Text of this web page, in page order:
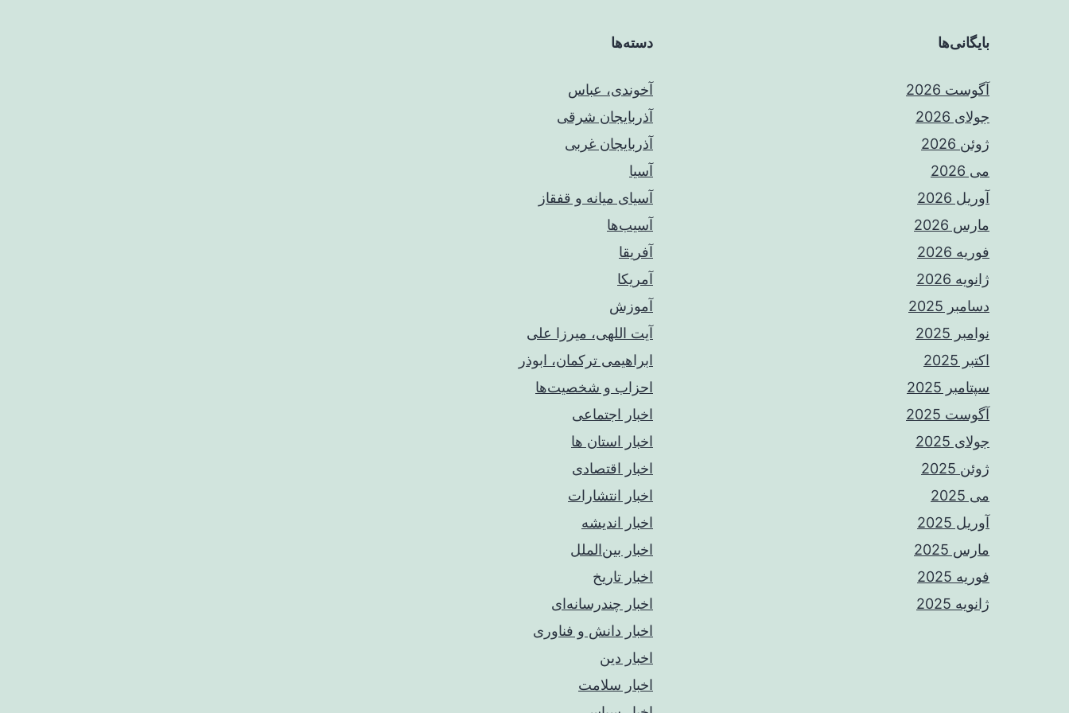
بایگانی‌ها
آگوست 2026
جولای 2026
ژوئن 2026
می 2026
آوریل 2026
مارس 2026
فوریه 2026
ژانویه 2026
دسامبر 2025
نوامبر 2025
اکتبر 2025
سپتامبر 2025
آگوست 2025
جولای 2025
ژوئن 2025
می 2025
آوریل 2025
مارس 2025
فوریه 2025
ژانویه 2025
دسته‌ها
آخوندی، عباس
آذربایجان شرقی
آذربایجان غربی
آسیا
آسیای میانه و قفقاز
آسیب‌ها
آفریقا
آمریکا
آموزش
آیت اللهی، میرزا علی
ابراهیمی ترکمان، ابوذر
احزاب و شخصیت‌ها
اخبار اجتماعی
اخبار استان ها
اخبار اقتصادی
اخبار انتشارات
اخبار اندیشه
اخبار بین‌الملل
اخبار تاریخ
اخبار چندرسانه‌ای
اخبار دانش و فناوری
اخبار دین
اخبار سلامت